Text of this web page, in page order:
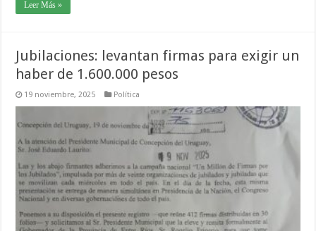
Leer Más »
Jubilaciones: levantan firmas para exigir un
haber de 1.600.000 pesos
19 noviembre, 2025 Política